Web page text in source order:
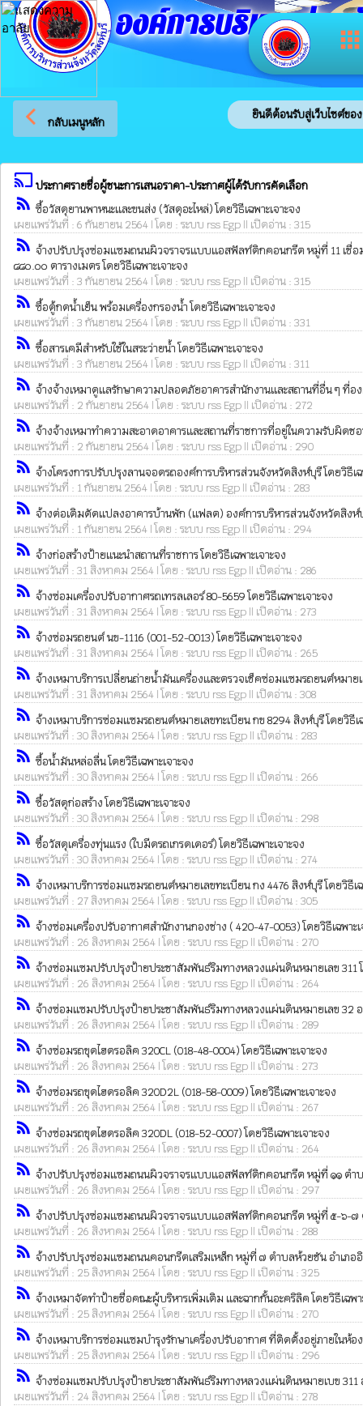
apps
องค์การบริหารส่วน
arrow_back_ios กลับเมนูหลัก
ยินดีต้อนรับสู่เว็บไซต์ของ
castประกาศรายชื่อผู้ชนะการเสนอราคา-ประกาศผู้ได้รับการคัดเลือก
rss_feed ซื้อวัสดุยานพาหนะและขนส่ง (วัสดุอะไหล่) โดยวิธีเฉพาะเจาะจง
เผยแพร่วันที่ : 6 กันยายน 2564 | โดย : ระบบ rss Egp || เปิดอ่าน : 315
rss_feed จ้างปรับปรุงซ่อมแซมถนนผิวจราจรแบบแอสฟัลท์ติกคอนกรีต หมู่ที่ 11 เชื่อ
๘๘๐.๐๐ ตารางเมตร โดยวิธีเฉพาะเจาะจง
เผยแพร่วันที่ : 3 กันยายน 2564 | โดย : ระบบ rss Egp || เปิดอ่าน : 315
rss_feed ซื้อตู้กดน้ำเย็น พร้อมเครื่องกรองน้ำ โดยวิธีเฉพาะเจาะจง
เผยแพร่วันที่ : 3 กันยายน 2564 | โดย : ระบบ rss Egp || เปิดอ่าน : 331
rss_feed ซื้อสารเคมีสำหรับใช้ในสระว่ายน้ำ โดยวิธีเฉพาะเจาะจง
เผยแพร่วันที่ : 3 กันยายน 2564 | โดย : ระบบ rss Egp || เปิดอ่าน : 311
rss_feed จ้างจ้างเหมาดูแลรักษาความปลอดภัยอาคารสำนักงานและสถานที่อื่น ๆ ที่
เผยแพร่วันที่ : 2 กันยายน 2564 | โดย : ระบบ rss Egp || เปิดอ่าน : 272
rss_feed จ้างจ้างเหมาทำความสะอาดอาคารและสถานที่ราชการที่อยู่ในความรับผิด
เผยแพร่วันที่ : 2 กันยายน 2564 | โดย : ระบบ rss Egp || เปิดอ่าน : 290
rss_feed จ้างโครงการปรับปรุงลานจอดรถองค์การบริหารส่วนจังหวัดสิงห์บุรี โดยวิธีเฉ
เผยแพร่วันที่ : 1 กันยายน 2564 | โดย : ระบบ rss Egp || เปิดอ่าน : 283
rss_feed จ้างต่อเติมดัดแปลงอาคารบ้านพัก (แฟลต) องค์การบริหารส่วนจังหวัดสิงห์บุ
เผยแพร่วันที่ : 1 กันยายน 2564 | โดย : ระบบ rss Egp || เปิดอ่าน : 294
rss_feed จ้างก่อสร้างป้ายแนะนำสถานที่ราชการ โดยวิธีเฉพาะเจาะจง
เผยแพร่วันที่ : 31 สิงหาคม 2564 | โดย : ระบบ rss Egp || เปิดอ่าน : 286
rss_feed จ้างซ่อมเครื่องปรับอากาศรถเทรลเลอร์ 80-5659 โดยวิธีเฉพาะเจาะจง
เผยแพร่วันที่ : 31 สิงหาคม 2564 | โดย : ระบบ rss Egp || เปิดอ่าน : 273
rss_feed จ้างซ่อมรถยนต์ นข-1116 (001-52-0013) โดยวิธีเฉพาะเจาะจง
เผยแพร่วันที่ : 31 สิงหาคม 2564 | โดย : ระบบ rss Egp || เปิดอ่าน : 265
rss_feed จ้างเหมาบริการเปลี่ยนถ่ายน้ำมันเครื่องและตรวจเช็คซ่อมแซมรถยนต์หมาย
เผยแพร่วันที่ : 31 สิงหาคม 2564 | โดย : ระบบ rss Egp || เปิดอ่าน : 308
rss_feed จ้างเหมาบริการซ่อมแซมรถยนต์หมายเลขทะเบียน กข 8294 สิงห์บุรี โดยวิธีเฉ
เผยแพร่วันที่ : 30 สิงหาคม 2564 | โดย : ระบบ rss Egp || เปิดอ่าน : 283
rss_feed ซื้อน้ำมันหล่อลื่น โดยวิธีเฉพาะเจาะจง
เผยแพร่วันที่ : 30 สิงหาคม 2564 | โดย : ระบบ rss Egp || เปิดอ่าน : 266
rss_feed ซื้อวัสดุก่อสร้าง โดยวิธีเฉพาะเจาะจง
เผยแพร่วันที่ : 30 สิงหาคม 2564 | โดย : ระบบ rss Egp || เปิดอ่าน : 298
rss_feed ซื้อวัสดุเครื่องทุ่นแรง (ใบมีดรถเกรดเดอร์) โดยวิธีเฉพาะเจาะจง
เผยแพร่วันที่ : 30 สิงหาคม 2564 | โดย : ระบบ rss Egp || เปิดอ่าน : 274
rss_feed จ้างเหมาบริการซ่อมแซมรถยนต์หมายเลขทะเบียน กง 4476 สิงห์บุรี โดยวิธีเฉ
เผยแพร่วันที่ : 27 สิงหาคม 2564 | โดย : ระบบ rss Egp || เปิดอ่าน : 305
rss_feed จ้างซ่อมเครื่องปรับอากาศสำนักงานกองช่าง ( 420-47-0053) โดยวิธีเฉพาะเ
เผยแพร่วันที่ : 26 สิงหาคม 2564 | โดย : ระบบ rss Egp || เปิดอ่าน : 270
rss_feed จ้างซ่อมแซมปรับปรุงป้ายประชาสัมพันธ์ริมทางหลวงแผ่นดินหมายเลข 311 โ
เผยแพร่วันที่ : 26 สิงหาคม 2564 | โดย : ระบบ rss Egp || เปิดอ่าน : 264
rss_feed จ้างซ่อมแซมปรับปรุงป้ายประชาสัมพันธ์ริมทางหลวงแผ่นดินหมายเลข 32 อ.
เผยแพร่วันที่ : 26 สิงหาคม 2564 | โดย : ระบบ rss Egp || เปิดอ่าน : 289
rss_feed จ้างซ่อมรถขุดไฮดรอลิค 320CL (018-48-0004) โดยวิธีเฉพาะเจาะจง
เผยแพร่วันที่ : 26 สิงหาคม 2564 | โดย : ระบบ rss Egp || เปิดอ่าน : 273
rss_feed จ้างซ่อมรถขุดไฮดรอลิค 320D2L (018-58-0009) โดยวิธีเฉพาะเจาะจง
เผยแพร่วันที่ : 26 สิงหาคม 2564 | โดย : ระบบ rss Egp || เปิดอ่าน : 267
rss_feed จ้างซ่อมรถขุดไฮดรอลิค 320DL (018-52-0007) โดยวิธีเฉพาะเจาะจง
เผยแพร่วันที่ : 26 สิงหาคม 2564 | โดย : ระบบ rss Egp || เปิดอ่าน : 264
rss_feed จ้างปรับปรุงซ่อมแซมถนนผิวจราจรแบบแอสฟัลท์ติกคอนกรีต หมู่ที่ ๑๑ ตำบ
เผยแพร่วันที่ : 26 สิงหาคม 2564 | โดย : ระบบ rss Egp || เปิดอ่าน : 297
rss_feed จ้างปรับปรุงซ่อมแซมถนนผิวจราจรแบบแอสฟัลท์ติกคอนกรีต หมู่ที่ ๕-๖-๗ ต
เผยแพร่วันที่ : 26 สิงหาคม 2564 | โดย : ระบบ rss Egp || เปิดอ่าน : 288
rss_feed จ้างปรับปรุงซ่อมแซมถนนคอนกรีตเสริมเหล็ก หมู่ที่ ๗ ตำบลห้วยชัน อำเภอ
เผยแพร่วันที่ : 25 สิงหาคม 2564 | โดย : ระบบ rss Egp || เปิดอ่าน : 325
rss_feed จ้างเหมาจัดทำป้ายชื่อคณะผู้บริหารเพิ่มเติม และฉากกั้นอะคริลิค โดยวิธีเฉพา
เผยแพร่วันที่ : 25 สิงหาคม 2564 | โดย : ระบบ rss Egp || เปิดอ่าน : 270
rss_feed จ้างเหมาบริการซ่อมแซมบำรุงรักษาเครื่องปรับอากาศ ที่ติดตั้งอยู่ภายในห้อ
เผยแพร่วันที่ : 25 สิงหาคม 2564 | โดย : ระบบ rss Egp || เปิดอ่าน : 296
rss_feed จ้างซ่อมแซมปรับปรุงป้ายประชาสัมพันธ์ริมทางหลวงแผ่นดินหมายเบข 311
เผยแพร่วันที่ : 24 สิงหาคม 2564 | โดย : ระบบ rss Egp || เปิดอ่าน : 278